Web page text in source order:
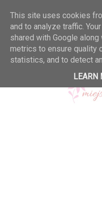
This site uses cookies
and to analyze traffic.
shared with Google
metrics to ensure quality
statistics, and to detect
LEARN